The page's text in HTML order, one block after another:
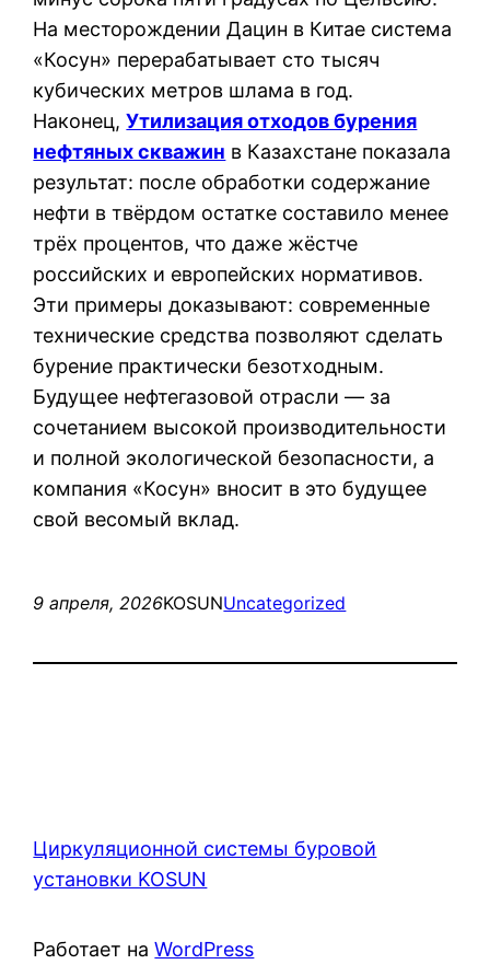
На месторождении Дацин в Китае система
«Косун» перерабатывает сто тысяч
кубических метров шлама в год.
Наконец,Утилизация отходов бурения
нефтяных скважин в Казахстане показала
результат: после обработки содержание
нефти в твёрдом остатке составило менее
трёх процентов, что даже жёстче
российских и европейских нормативов.
Эти примеры доказывают: современные
технические средства позволяют сделать
бурение практически безотходным.
Будущее нефтегазовой отрасли — за
сочетанием высокой производительности
и полной экологической безопасности, а
компания «Косун» вносит в это будущее
свой весомый вклад.
9 апреля, 2026KOSUNUncategorized
Циркуляционной системы буровой
установки KOSUN
Работает наWordPress